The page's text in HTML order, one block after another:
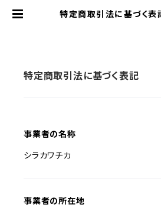
特定商取引法に基づく
特定商取引法に基づく表記
事業者の名称
シラカワチカ
事業者の所在地